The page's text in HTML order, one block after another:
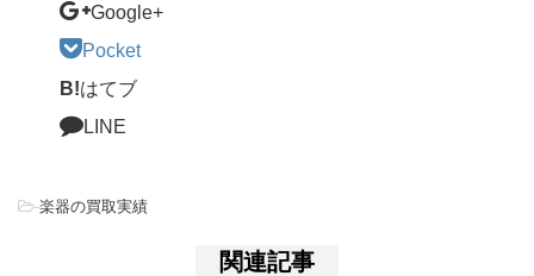
Google+
Pocket
B!はてブ
LINE
-楽器の買取実績
関連記事